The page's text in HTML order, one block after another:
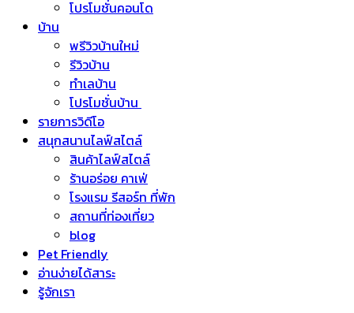
โปรโมชั่นคอนโด
บ้าน
พรีวิวบ้านใหม่
รีวิวบ้าน
ทำเลบ้าน
โปรโมชั่นบ้าน
รายการวิดีโอ
สนุกสนานไลฟ์สไตล์
สินค้าไลฟ์สไตล์
ร้านอร่อย คาเฟ่
โรงแรม รีสอร์ท ที่พัก
สถานที่ท่องเที่ยว
blog
Pet Friendly
อ่านง่ายได้สาระ
รู้จักเรา